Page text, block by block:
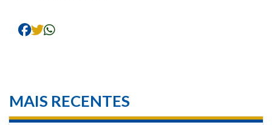
MAIS RECENTES